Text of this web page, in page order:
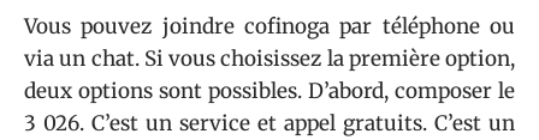
Vous pouvez joindre cofinoga par téléphone ou
via un chat. Si vous choisissez la première option,
deux options sont possibles. D’abord, composer le
3 026. C’est un service et appel gratuits. C’est un